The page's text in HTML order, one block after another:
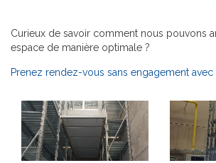
Curieux de savoir comment nous pouvons
espace de manière optimale ?
Prenez rendez-vous sans engagement avec